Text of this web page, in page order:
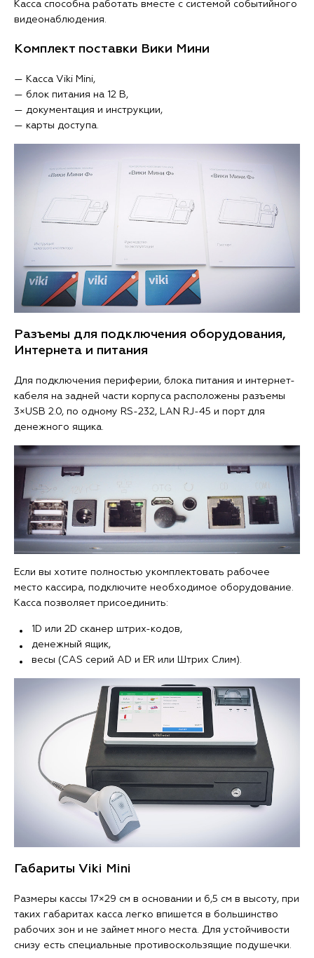
Касса способна работать вместе с системой событийного
видеонаблюдения.
Комплект поставки Вики Мини
— Касса Viki Mini,
— блок питания на 12 В,
— документация и инструкции,
— карты доступа.
Разъемы для подключения оборудования,
Интернета и питания
Для подключения периферии, блока питания и интернет-
кабеля на задней части корпуса расположены разъемы
3×USB 2.0, по одному RS-232, LAN RJ-45 и порт для
денежного ящика.
Если вы хотите полностью укомплектовать рабочее
место кассира, подключите необходимое оборудование.
Касса позволяет присоединить:
1D или 2D сканер штрих-кодов,
денежный ящик,
весы (CAS серий AD и ER или Штрих Слим).
Габариты Viki Mini
Размеры кассы 17×29 см в основании и 6,5 см в высоту, при
таких габаритах касса легко впишется в большинство
рабочих зон и не займет много места. Для устойчивости
снизу есть специальные противоскользящие подушечки.